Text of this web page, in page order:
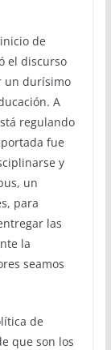
de
el discurso
un durísimo
A
regulando
fue
y
un
para
las
la
seamos
de
que son los